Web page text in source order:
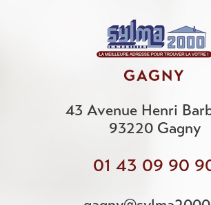
GAGNY
43 Avenue Henri
93220 Gagny
01 43 09 90